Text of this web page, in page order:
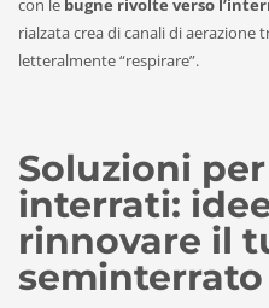
con le bugne rivolte verso
rialzata crea di canali di aerazione
letteralmente “respirare”.
Soluzioni
interrati:
rinnovare il
seminterrato